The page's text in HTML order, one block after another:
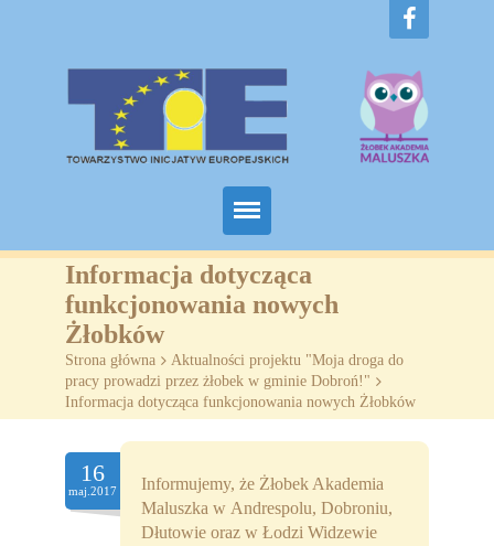
Home
O nas
Projekty
Żłobki
Partnerzy
Informacja dotycząca
funkcjonowania nowych
Żłobków
Strona główna > Aktualności projektu "Moja droga do
pracy prowadzi przez żłobek w gminie Dobroń!" >
Informacja dotycząca funkcjonowania nowych Żłobków
16
maj.2017
Informujemy, że Żłobek Akademia
Maluszka w Andrespolu, Dobroniu,
Dłutowie oraz w Łodzi Widzewie